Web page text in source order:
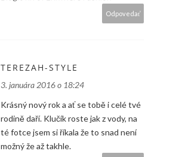
Odpovedať
TEREZAH-STYLE
3. januára 2016 o 18:24
Krásný nový rok a ať se tobě i celé tvé
rodině daří. Klučík roste jak z vody, na
té fotce jsem si říkala že to snad není
možný že až takhle.